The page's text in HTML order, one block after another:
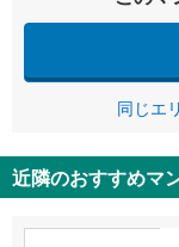
同じエ
近隣のおすすめマ